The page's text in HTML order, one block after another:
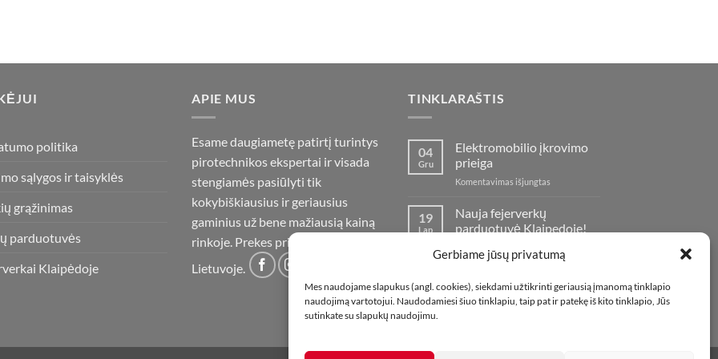
Gerbiame jūsų privatumą
Mes naudojame slapukus (angl. cookies), siekdami užtikrinti geriausią įmanomą tinklapio
naudojimą vartotojui. Naudodamiesi šiuo tinklapiu, taip pat ir patekę iš kito tinklapio, Jūs
sutinkate su slapukų naudojimu.
politika
sąlygos ir taisyklės
grąžinimas
parduotuvės
Klaipėdoje
APIE MUS
Esame daugiametę patirtį turintys
pirotechnikos ekspertai ir visada
stengiamės pasiūlyti tik
kokybiškiausius ir geriausius
gaminius už bene mažiausią kainą
rinkoje. Prekes pristatome visoje
Lietuvoje.
TINKLARAŠTIS
04
Gru
Elektromobilio įkrovimo
prieiga
Komentavimas išjungtas
19
Lap
Nauja fejerverkų
parduotuvė Klaipedoje!
Nauja
parduotuvė
Klaipedoje!
01
Lap
fejerverkus